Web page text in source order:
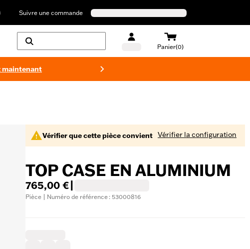
Suivre une commande
Panier(0)
maintenant
Vérifier que cette pièce convient Vérifier la configuration
TOP CASE EN ALUMINIUM
765,00 €
Pièce | Numéro de référence : 53000816